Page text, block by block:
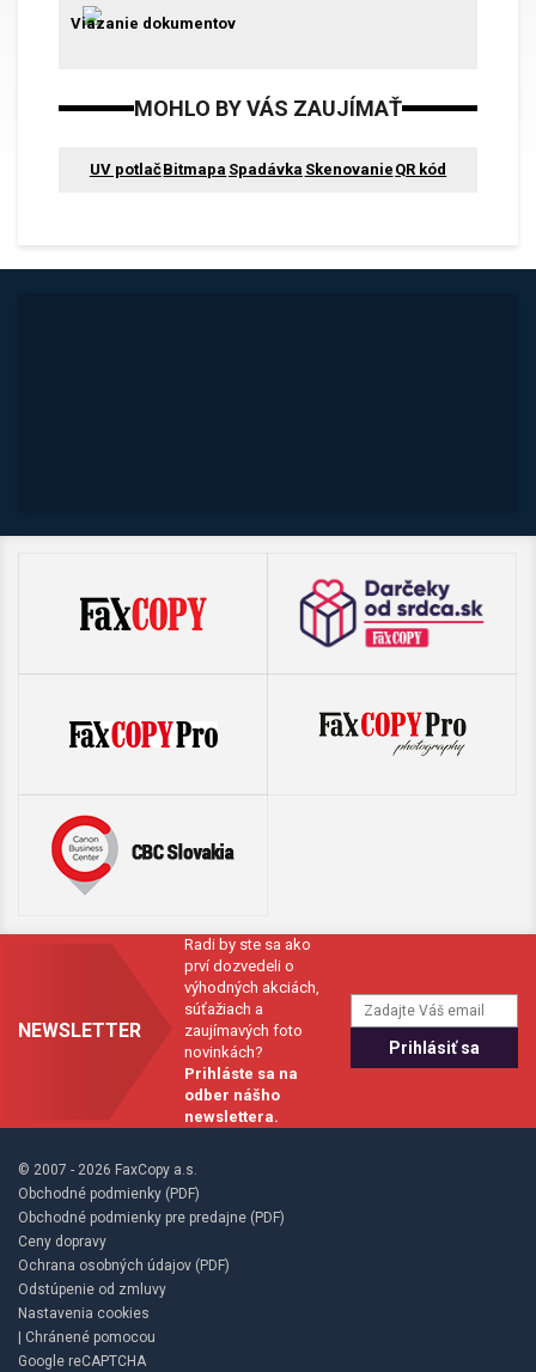
Viazanie dokumentov
MOHLO BY VÁS ZAUJÍMAŤ
UV potlačBitmapa Spadávka Skenovanie QR kód
NEWSLETTER
Radi by ste sa ako
prví dozvedeli o
výhodných akciách,
súťažiach a
zaujímavých foto
novinkách?
Prihláste sa na
odber nášho
newslettera.
© 2007 - 2026 FaxCopy a.s.
Obchodné podmienky (PDF)
Obchodné podmienky pre predajne (PDF)
Ceny dopravy
Ochrana osobných údajov (PDF)
Odstúpenie od zmluvy
Nastavenia cookies
| Chránené pomocou
Google reCAPTCHA